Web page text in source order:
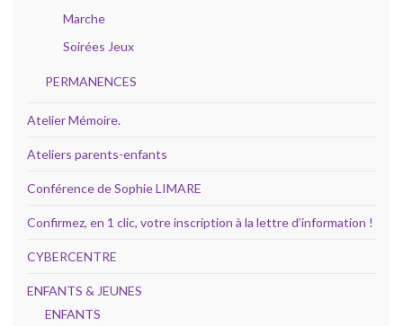
Marche
Soirées Jeux
PERMANENCES
Atelier Mémoire.
Ateliers parents-enfants
Conférence de Sophie LIMARE
Confirmez, en 1 clic, votre inscription à la lettre d’information !
CYBERCENTRE
ENFANTS & JEUNES
ENFANTS